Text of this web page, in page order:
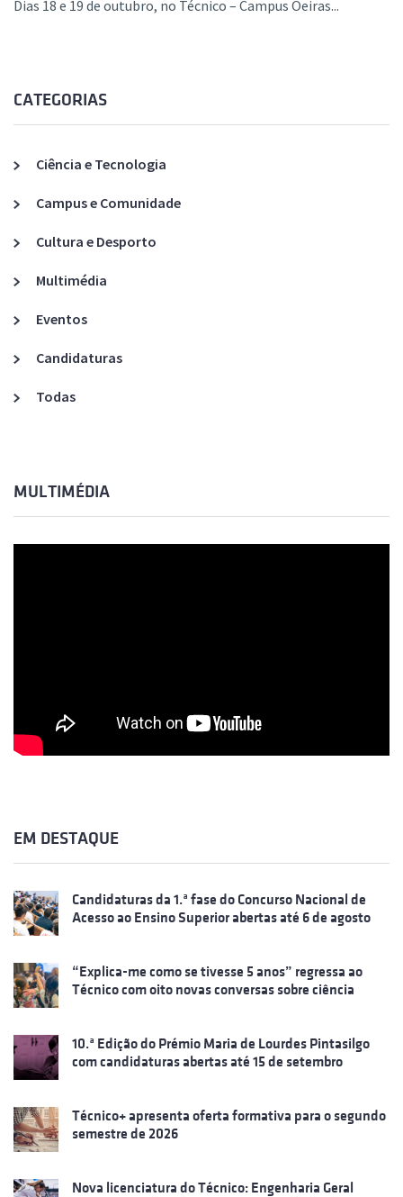
Dias 18 e 19 de outubro, no Técnico – Campus Oeiras...
CATEGORIAS
Ciência e Tecnologia
Campus e Comunidade
Cultura e Desporto
Multimédia
Eventos
Candidaturas
Todas
MULTIMÉDIA
EM DESTAQUE
Candidaturas da 1.ª fase do Concurso Nacional de
Acesso ao Ensino Superior abertas até 6 de agosto
“Explica-me como se tivesse 5 anos” regressa ao
Técnico com oito novas conversas sobre ciência
10.ª Edição do Prémio Maria de Lourdes Pintasilgo
com candidaturas abertas até 15 de setembro
Técnico+ apresenta oferta formativa para o segundo
semestre de 2026
Nova licenciatura do Técnico: Engenharia Geral